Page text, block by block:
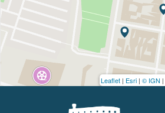
Leaflet | Esri | © IGN |